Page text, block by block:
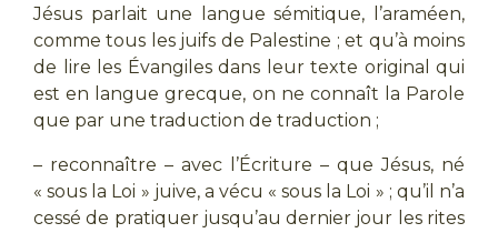
Jésus parlait une langue sémitique, l’araméen,
comme tous les juifs de Palestine ; et qu’à moins
de lire les Évangiles dans leur texte original qui
est en langue grecque, on ne connaît la Parole
que par une traduction de traduction ;
– reconnaître – avec l’Écriture – que Jésus, né
« sous la Loi » juive, a vécu « sous la Loi » ; qu’il n’a
cessé de pratiquer jusqu’au dernier jour les rites